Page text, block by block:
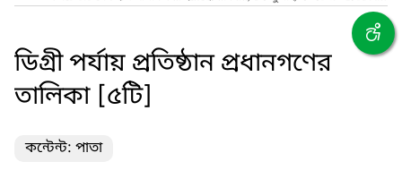
ডিগ্রী পর্যায় প্রতিষ্ঠান প্রধানগণের
তালিকা [৫টি]
কন্টেন্ট: পাতা